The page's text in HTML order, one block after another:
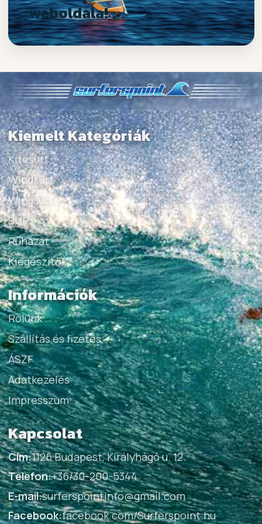
weboldala!
Kiemelt Kategóriák
Kitesurf
Windsurf
Wingsurf
SUP
Ruházat
Kiegészítők
Információk
Rólunk
Szállítás és fizetés
ÁSZF
Adatkezelés
Impresszum
Kapcsolat
Cím:1126 Budapest, Királyhágó u. 12.
Telefon:+36/30-200-5344
E-mail:surferspointinfo@gmail.com
Facebook:facebook.com/Surferspoint.hu